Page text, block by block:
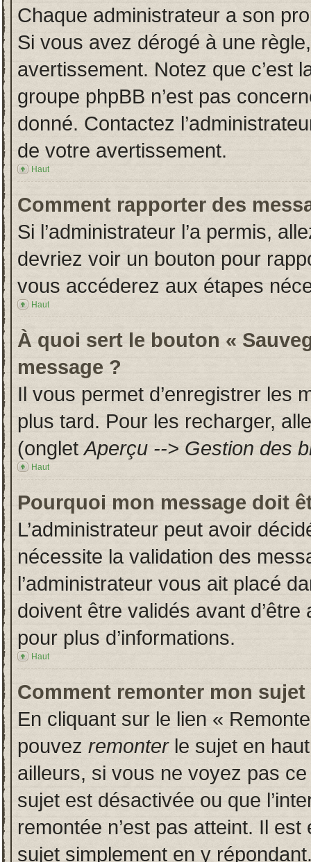
Chaque administrateur a son
Si vous avez dérogé à une
avertissement. Notez que c’est
groupe phpBB n’est pas
donné. Contactez
de votre avertissement.
Haut
Comment rapporter des
Si l’administrateur l’a permis,
devriez voir un bouton pour
vous accéderez aux étapes
Haut
À quoi sert le bouton «
message ?
Il vous permet d’enregistrer les
plus tard. Pour les recharger,
(ongletAperçu --> Gestion des
Haut
Pourquoi mon message doit
L’administrateur peut avoir
nécessite la validation des
l’administrateur vous ait placé
doivent être validés avant
pour plus d’informations.
Haut
Comment remonter mon sujet
En cliquant sur le lien «
pouvez remonterle sujet en
ailleurs, si vous ne voyez pas
sujet est désactivée ou que
remontée n’est pas atteint. Il
sujet simplement en y